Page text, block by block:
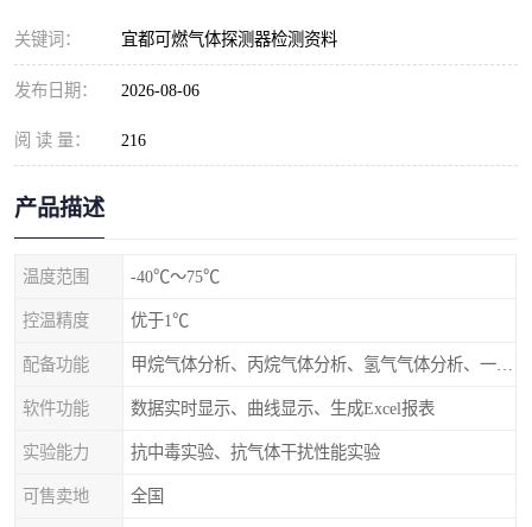
关键词： 宜都可燃气体探测器检测资料
发布日期： 2026-08-06
阅 读 量： 216
产品描述
温度范围 -40℃～75℃
控温精度 优于1℃
配备功能
软件功能 数据实时显示、曲线显示、生成Excel报表
实验能力 抗中毒实验、抗气体干扰性能实验
可售卖地 全国